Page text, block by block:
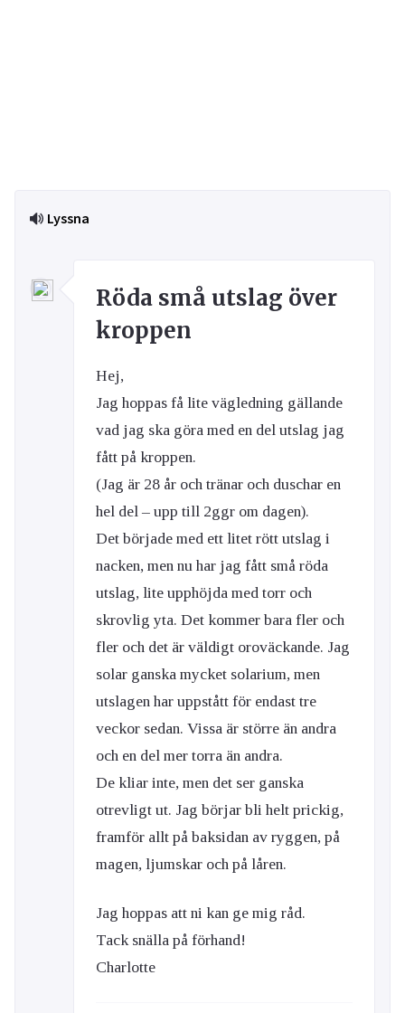
Lyssna
Röda små utslag över
kroppen
Hej,
Jag hoppas få lite vägledning gällande
vad jag ska göra med en del utslag jag
fått på kroppen.
(Jag är 28 år och tränar och duschar en
hel del – upp till 2ggr om dagen).
Det började med ett litet rött utslag i
nacken, men nu har jag fått små röda
utslag, lite upphöjda med torr och
skrovlig yta. Det kommer bara fler och
fler och det är väldigt oroväckande. Jag
solar ganska mycket solarium, men
utslagen har uppstått för endast tre
veckor sedan. Vissa är större än andra
och en del mer torra än andra.
De kliar inte, men det ser ganska
otrevligt ut. Jag börjar bli helt prickig,
framför allt på baksidan av ryggen, på
magen, ljumskar och på låren.
Jag hoppas att ni kan ge mig råd.
Tack snälla på förhand!
Charlotte